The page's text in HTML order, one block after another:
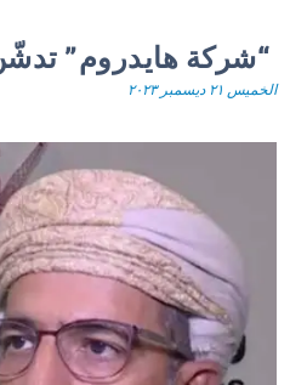
“شركة هايدروم”
الخميس ٢١ ديسمبر ٢٠٢٣